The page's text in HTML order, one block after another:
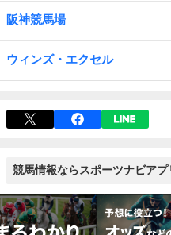
阪神競馬場
ウィンズ・エクセル
競馬情報ならスポーツナビアプ